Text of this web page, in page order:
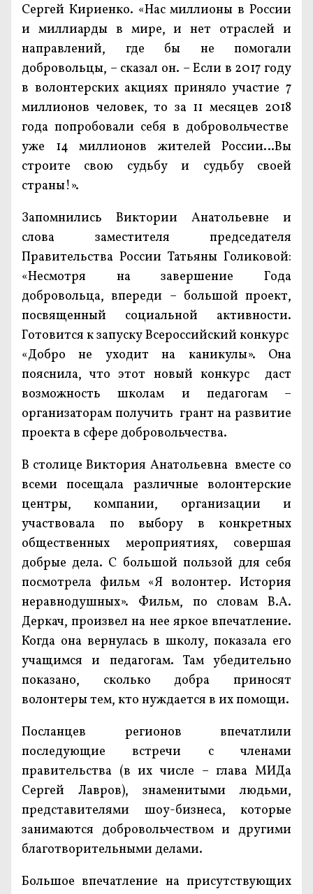
Сергей Кириенко. «Нас миллионы в России
и миллиарды в мире, и нет отраслей и
направлений, где бы не помогали
добровольцы, – сказал он. – Если в 2017 году
в волонтерских акциях приняло участие 7
миллионов человек, то за 11 месяцев 2018
года попробовали себя в добровольчестве
уже 14 миллионов жителей России…Вы
строите свою судьбу и судьбу своей
страны!».
Запомнились Виктории Анатольевне и
слова заместителя председателя
Правительства России Татьяны Голиковой:
«Несмотря на завершение Года
добровольца, впереди – большой проект,
посвященный социальной активности.
Готовится к запуску Всероссийский конкурс
«Добро не уходит на каникулы». Она
пояснила, что этот новый конкурс даст
возможность школам и педагогам –
организаторам получить грант на развитие
проекта в сфере добровольчества.
В столице Виктория Анатольевна вместе со
всеми посещала различные волонтерские
центры, компании, организации и
участвовала по выбору в конкретных
общественных мероприятиях, совершая
добрые дела. С большой пользой для себя
посмотрела фильм «Я волонтер. История
неравнодушных». Фильм, по словам В.А.
Деркач, произвел на нее яркое впечатление.
Когда она вернулась в школу, показала его
учащимся и педагогам. Там убедительно
показано, сколько добра приносят
волонтеры тем, кто нуждается в их помощи.
Посланцев регионов впечатлили
последующие встречи с членами
правительства (в их числе – глава МИДа
Сергей Лавров), знаменитыми людьми,
представителями шоу-бизнеса, которые
занимаются добровольчеством и другими
благотворительными делами.
Большое впечатление на присутствующих